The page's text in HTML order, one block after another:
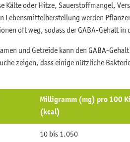
Kälte oder Hitze, Sauerstoffmangel,
Lebensmittelherstellung werden
oft weg, sodass der GABA-Gehalt
und Getreide kann den GABA-
zeigen, dass einige nützliche
Milligramm (mg) pro 100
(kcal)
10 bis 1.050